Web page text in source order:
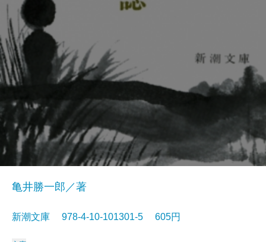
亀井勝一郎／著
新潮文庫 978-4-10-101301-5 605円